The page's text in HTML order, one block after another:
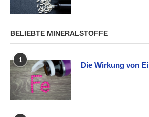
BELIEBTE MINERALSTOFFE
1
Die Wirkung von